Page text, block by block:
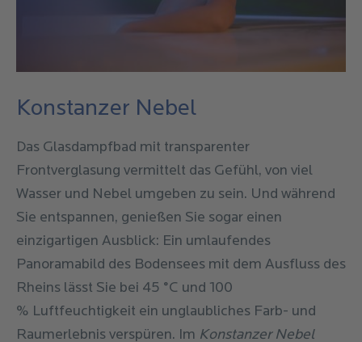
Konstanzer Nebel
Das Glasdampfbad mit transparenter
Frontverglasung vermittelt das Gefühl, von viel
Wasser und Nebel umgeben zu sein. Und während
Sie entspannen, genießen Sie sogar einen
einzigartigen Ausblick: Ein umlaufendes
Panoramabild des Bodensees mit dem Ausfluss des
Rheins lässt Sie bei 45 °C und 100
% Luftfeuchtigkeit ein unglaubliches Farb- und
Raumerlebnis verspüren. Im Konstanzer Nebel